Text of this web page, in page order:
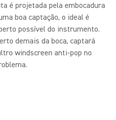
é projetada pela embocadura
boa captação, o ideal é
possível do instrumento.
demais da boca, captará
windscreen anti-pop no